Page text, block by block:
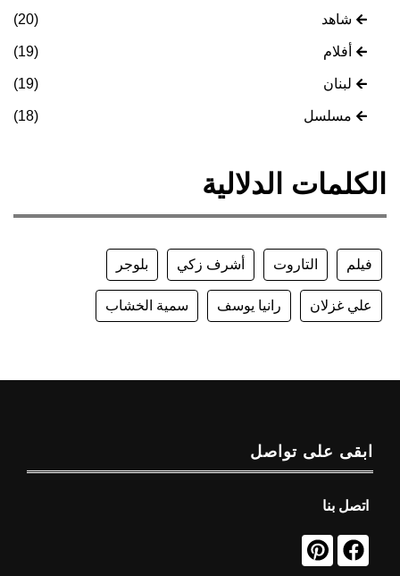
شاهد (20)
أفلام (19)
لبنان (19)
مسلسل (18)
الكلمات الدلالية
فيلم التاروت أشرف زكي بلوجر
علي غزلان رانيا يوسف سمية الخشاب
ابقى على تواصل
اتصل بنا